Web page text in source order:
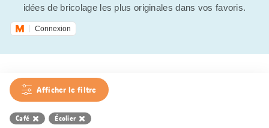
idées de bricolage les plus originales dans vos favoris.
Connexion
Afficher le filtre
Café Écolier